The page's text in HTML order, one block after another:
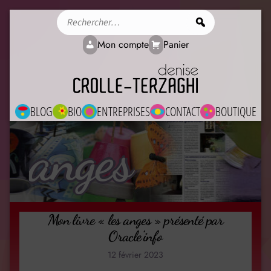
BLOG BIO ENTREPRISES CONTACT BOUTIQUE
Mon compte Panier
anges
Mon livre « les anges » présenté par
Oracle’info
12 février 2023